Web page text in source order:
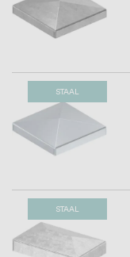
STAAL
STAAL